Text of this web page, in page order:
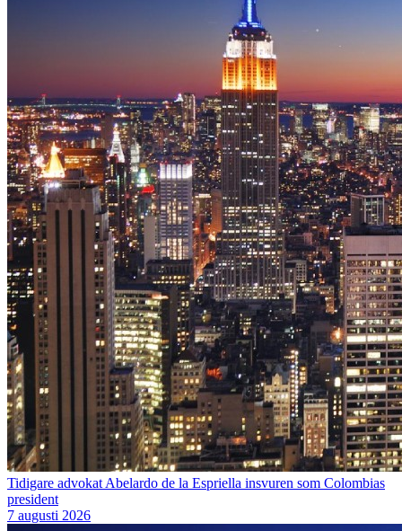
Tidigare advokat Abelardo de la Espriella insvuren som Colombias
president
7 augusti 2026